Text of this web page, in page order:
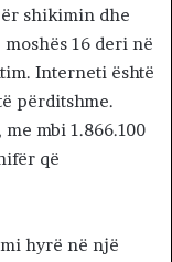
shikimin dhe
16 deri në
Interneti është
përditshme.
mbi 1.866.100
që
hyrë në një